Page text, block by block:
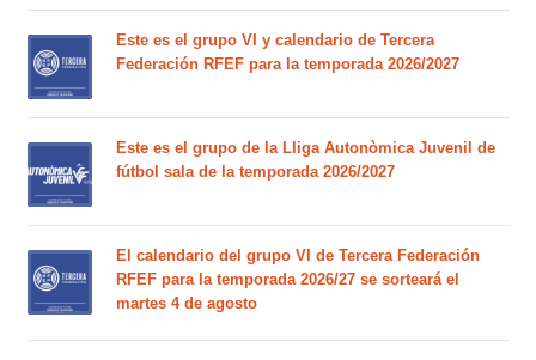
Este es el grupo VI y calendario de Tercera
Federación RFEF para la temporada 2026/2027
Este es el grupo de la Lliga Autonòmica Juvenil de
fútbol sala de la temporada 2026/2027
El calendario del grupo VI de Tercera Federación
RFEF para la temporada 2026/27 se sorteará el
martes 4 de agosto